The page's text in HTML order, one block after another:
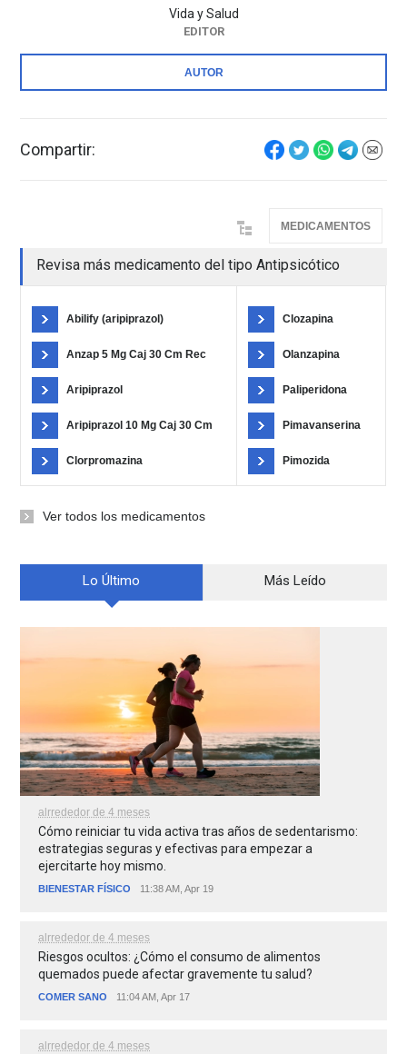
Vida y Salud
EDITOR
AUTOR
Compartir:
MEDICAMENTOS
Revisa más medicamento del tipo Antipsicótico
Abilify (aripiprazol)
Anzap 5 Mg Caj 30 Cm Rec
Aripiprazol
Aripiprazol 10 Mg Caj 30 Cm
Clorpromazina
Clozapina
Olanzapina
Paliperidona
Pimavanserina
Pimozida
Ver todos los medicamentos
Lo Último Más Leído
alrrededor de 4 meses
Cómo reiniciar tu vida activa tras años de sedentarismo:
estrategias seguras y efectivas para empezar a
ejercitarte hoy mismo.
BIENESTAR FÍSICO 11:38 AM, Apr 19
alrrededor de 4 meses
Riesgos ocultos: ¿Cómo el consumo de alimentos
quemados puede afectar gravemente tu salud?
COMER SANO 11:04 AM, Apr 17
alrrededor de 4 meses